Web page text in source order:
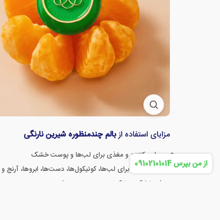
مزایای استفاده ازبالم چندمنظوره شیرین نارنگی
مرطوب‌کننده و مغذی برای لب‌ها و پوست خشک
قابل استفاده برای لب‌ها، کوتیکول‌ها، دست‌ها، ابروها، آرنج و
رفع خشکی و ترک پوست به صورت طبیعی
از من بپرس 09102101014